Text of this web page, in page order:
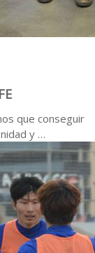
que conseguir
y …